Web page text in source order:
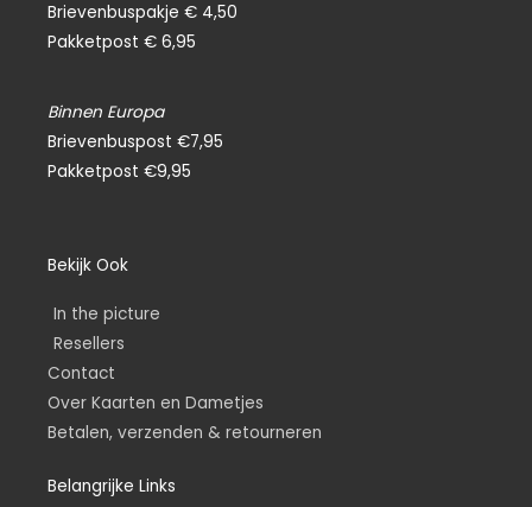
Brievenbuspakje € 4,50
Pakketpost € 6,95
Binnen Europa
Brievenbuspost €7,95
Pakketpost €9,95
Bekijk Ook
In the picture
Resellers
Contact
Over Kaarten en Dametjes
Betalen, verzenden & retourneren
Belangrijke Links